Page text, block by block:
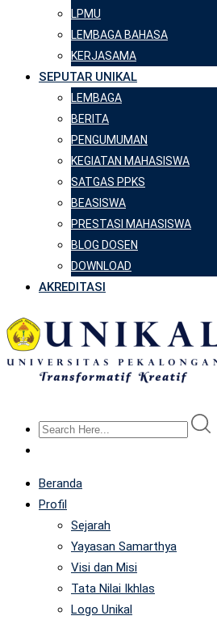
LPMU
LEMBAGA BAHASA
KERJASAMA
SEPUTAR UNIKAL
LEMBAGA
BERITA
PENGUMUMAN
KEGIATAN MAHASISWA
SATGAS PPKS
BEASISWA
PRESTASI MAHASISWA
BLOG DOSEN
DOWNLOAD
AKREDITASI
Beranda
Profil
Sejarah
Yayasan Samarthya
Visi dan Misi
Tata Nilai Ikhlas
Logo Unikal